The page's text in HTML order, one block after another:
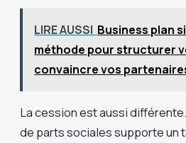
LIRE AUSSI Business plan
méthode pour structurer
convaincre vos
La cession est aussi différente.
de parts sociales supporte un